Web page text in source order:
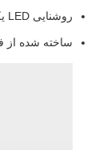
روشنایی LED یکپارچه با روشنایی 200LM و طول عمر 50000 ساعت
ساخته شده از